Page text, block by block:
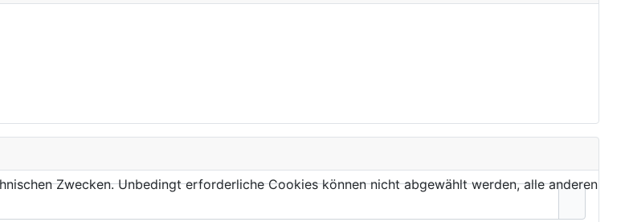
Zwecken. Unbedingt erforderliche Cookies können nicht abgewählt werden, alle anderen